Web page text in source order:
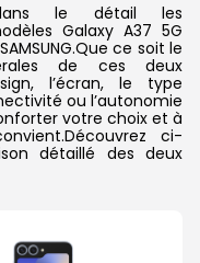
le détail les
Galaxy A37 5G
ce soit le
de ces deux
l’écran, le type
ou l’autonomie
votre choix et à
ci-
détaillé des deux